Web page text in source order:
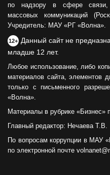
по надзору в сфере связи,
массовых коммуникаций
Учредитель: МАУ «РГ «Волна».
12+ Данный сайт не
младше 12 лет.
Любое использование, либо
материалов сайта, элементов
только с письменного
«Волна».
Материалы в рубрике «Бизнес»
Главный редактор: Нечаева Т.В.
По вопросам коррупции в МАУ
по электронной почте